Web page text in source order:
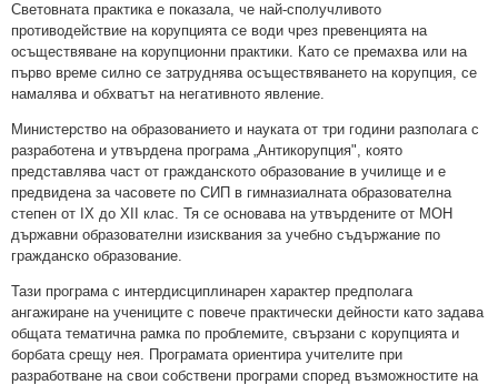
Световната практика е показала, че най-сполучливото
противодействие на корупцията се води чрез превенцията на
осъществяване на корупционни практики. Като се премахва или на
първо време силно се затруднява осъществяването на корупция, се
намалява и обхватът на негативното явление.
Министерство на образованието и науката от три години разполага с
разработена и утвърдена програма „Антикорупция", която
представлява част от гражданското образование в училище и е
предвидена за часовете по СИП в гимназиалната образователна
степен от ІХ до ХІІ клас. Тя се основава на утвърдените от МОН
държавни образователни изисквания за учебно съдържание по
гражданско образование.
Тази програма с интердисциплинарен характер предполага
ангажиране на учениците с повече практически дейности като задава
общата тематична рамка по проблемите, свързани с корупцията и
борбата срещу нея. Програмата ориентира учителите при
разработване на свои собствени програми според възможностите на